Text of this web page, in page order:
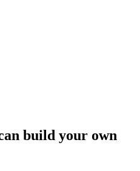
build your own